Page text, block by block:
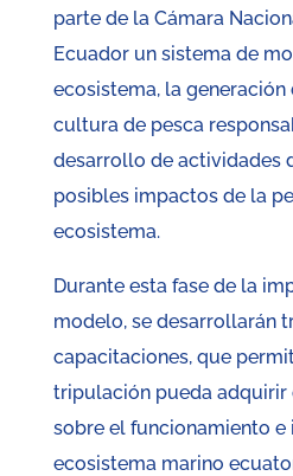
parte de la Cámara
Ecuador un sistema de
ecosistema, la
cultura de pesca
desarrollo de actividades
posibles impactos de la
ecosistema.
Durante esta fase de la
modelo, se desarrollarán
capacitaciones, que
tripulación pueda adquirir
sobre el funcionamiento
ecosistema marino